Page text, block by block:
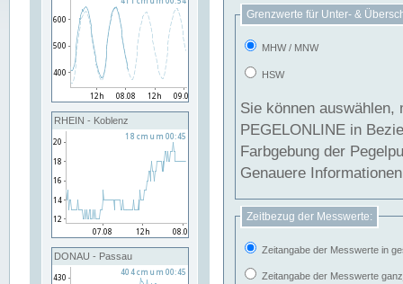
RHEIN - Koblenz
DONAU - Passau
Grenzwerte für Unter- &
MHW / MNW
HSW
Sie können
PEGELONLINE in Beziehung
Farbgebung der
Genauere
Zeitbezug der Messwerte:
Zeitangabe der Messwerte in
Zeitangabe der Messwerte